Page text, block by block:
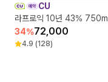
CU
라프로익 10년 43% 750ml
34%72,000
4.9 (128)